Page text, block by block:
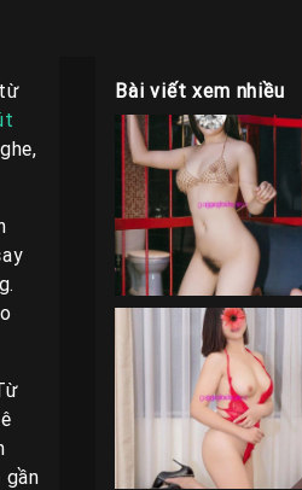
Bài viết xem nhiều